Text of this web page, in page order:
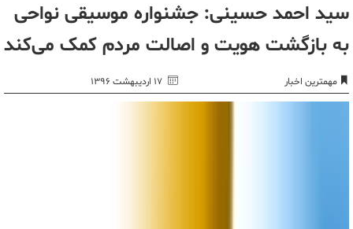
سید احمد حسینی: جشنواره موسیقی نواحی
به بازگشت هویت و اصالت مردم کمک می‌کند
مهمترین اخبار ۱۷ اردیبهشت ۱۳۹۶